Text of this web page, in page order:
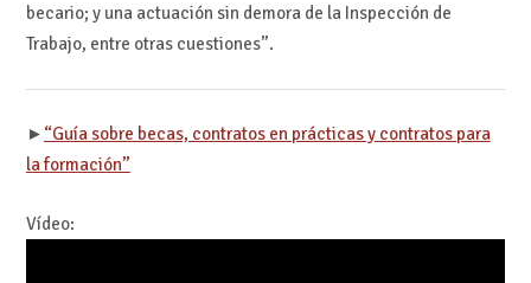
becario; y una actuación sin demora de la Inspección de
Trabajo, entre otras cuestiones”.
► “Guía sobre becas, contratos en prácticas y contratos para
la formación”
Vídeo: